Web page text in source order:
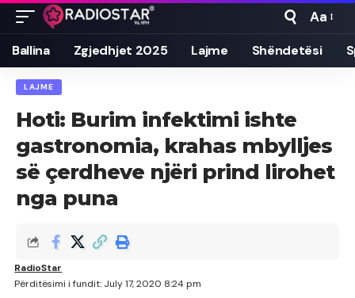
Font
Resizer
Aa
Ballina Zgjedhjet 2025 Lajme Shëndetësi
LAJME
Hoti: Burim infektimi ishte
gastronomia, krahas mbylljes
së çerdheve njëri prind lirohet
nga puna
Përditësimi i fundit: July 17, 2020 8:24 pm
RadioStar